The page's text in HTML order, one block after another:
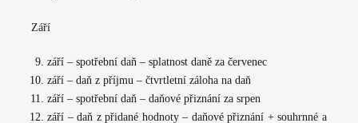
Září
září – spotřební daň – splatnost daně za červenec
září – daň z příjmu – čtvrtletní záloha na daň
září – spotřební daň – daňové přiznání za srpen
září – daň z přidané hodnoty – daňové přiznání + souhrnné a